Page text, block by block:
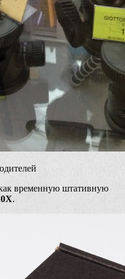
временную штативную
.